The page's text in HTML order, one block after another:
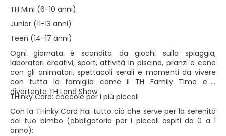
TH Mini (6-10 anni)
Junior (11-13 anni)
Teen (14-17 anni)
Ogni giornata è scandita da giochi sulla spiaggia,
laboratori creativi, sport, attività in piscina, pranzi e cene
con gli animatori, spettacoli serali e momenti da vivere
con tutta la famiglia come il TH Family Time e il
divertente TH Land Show.
THinky Card: coccole per i più piccoli
Con la THinky Card hai tutto ciò che serve per la serenità
del tuo bimbo (obbligatoria per i piccoli ospiti da 0 a 1
anno):